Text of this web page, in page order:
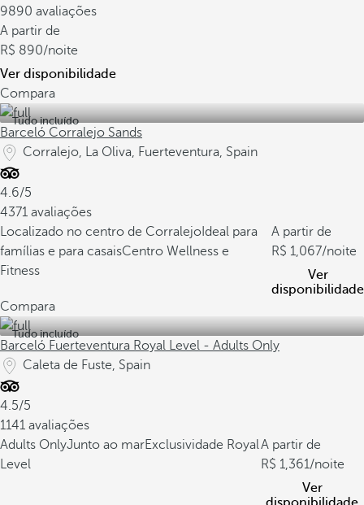
9890 avaliações
A partir de
890/noite
Ver disponibilidade
Compara
Tudo incluído
Barceló Corralejo Sands
Corralejo, La Oliva, Fuerteventura, Spain
4.6/5
4371 avaliações
Localizado no centro de Corralejo Ideal para
famílias e para casaisCentro Wellness e
Fitness
A partir de
1,067/noite
Ver
disponibilidade
Compara
Tudo incluído
Barceló Fuerteventura Royal Level - Adults Only
Caleta de Fuste, Spain
4.5/5
1141 avaliações
Adults OnlyJunto ao marExclusividade Royal
Level
A partir de
1,361/noite
Ver